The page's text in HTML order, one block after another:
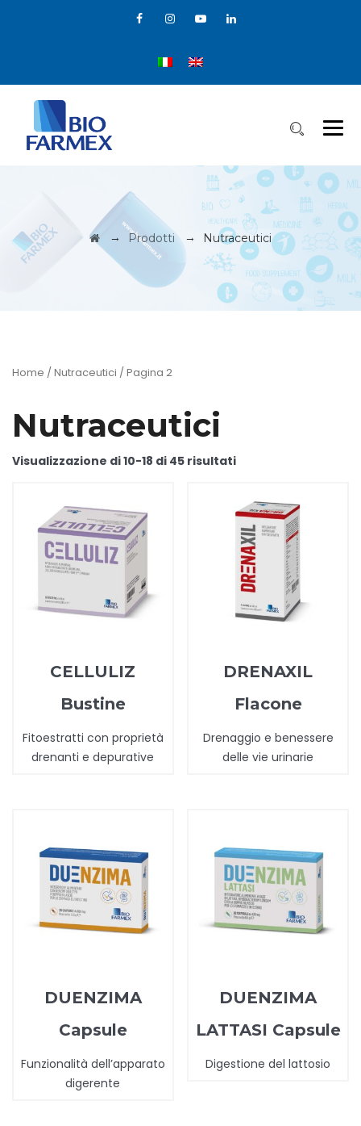
→ Prodotti→ Nutraceutici
Home /Nutraceutici / Pagina 2
Nutraceutici
Visualizzazione di 10-18 di 45 risultati
CELLULIZ
Bustine
Fitoestratti con proprietà
drenanti e depurative
DRENAXIL
Flacone
Drenaggio e benessere
delle vie urinarie
DUENZIMA
Capsule
Funzionalità dell’apparato
digerente
DUENZIMA
LATTASI Capsule
Digestione del lattosio